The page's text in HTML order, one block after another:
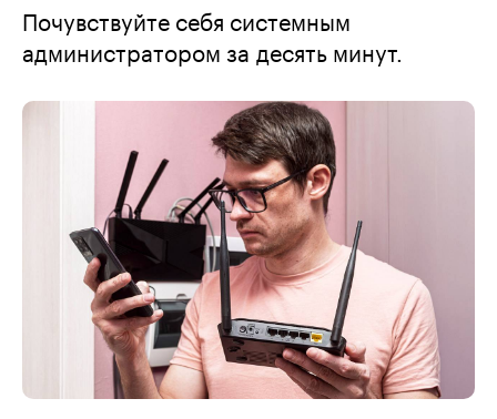
Почувствуйте себя системным
администратором за десять минут.